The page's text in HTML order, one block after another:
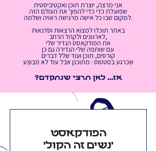
אני מרצה, יוצרת תוכן ואקטיביסטית
שפועלת כדי כדי להפוך את העולם הזה
למקום שבו כל אישה מרגישה ראויה ושלמה.
באתר תוכלו למצוא הרצאות וסדנאות
לארגונים ולקהל הרחב,
את הפודקאסט הנדיר שלי
עם שותפה שלי הנדירה גם כן
קורסים, תוכן ועוד שלל דברים
שכרגע בסטטוס : מתוכנן אבל עוד לא מבוצע
אז... לאן תרצי שנתקדם?
הפודקאסט
'נשים זה הקול'